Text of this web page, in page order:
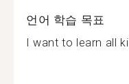
언어 학습 목표
I want to learn all